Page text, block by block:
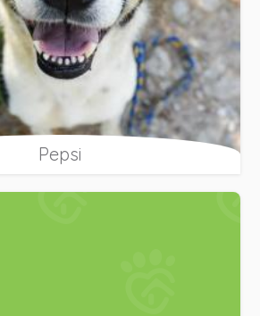
Pepsi